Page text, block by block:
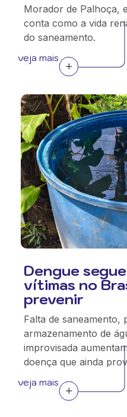
Morador de Palhoça,
conta como a vida
do saneamento.
veja mais
Dengue
vítimas no
prevenir
Falta de saneamento,
armazenamento de
improvisada
doença que ainda
veja mais